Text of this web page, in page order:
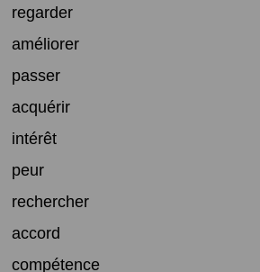
regarder
améliorer
passer
acquérir
intérêt
peur
rechercher
accord
compétence